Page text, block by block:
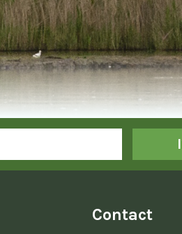
Contact